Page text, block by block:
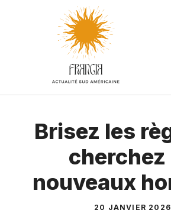
Brisez les
cherchez
nouveaux
20 JANVIER 2026